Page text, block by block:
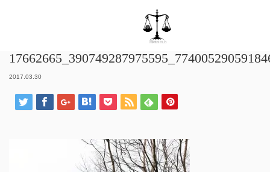
17662665_390749287975595_7740052905918464000_n
2017.03.30